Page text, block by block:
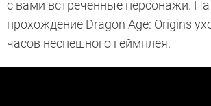
с вами встреченные персонажи.
прохождение Dragon Age: Origins
часов неспешного геймплея.